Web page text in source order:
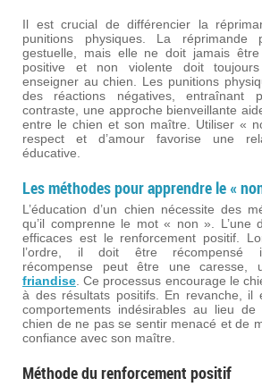
Il est crucial de différencier la
punitions physiques. La
gestuelle, mais elle ne doit jamais
positive et non violente doit
enseigner au chien. Les punitions
des réactions négatives, entraînant
contraste, une approche bienveillante
entre le chien et son maître. Utiliser «
respect et d’amour favorise une
éducative.
Les méthodes pour apprendre le «
L’éducation d’un chien nécessite des
qu’il comprenne le mot « non ». L’une
efficaces est le renforcement positif.
l’ordre, il doit être récompensé
récompense peut être une
friandise . Ce processus encourage le
à des résultats positifs. En revanche, il
comportements indésirables au lieu
chien de ne pas se sentir menacé et de
confiance avec son maître.
Méthode du renforcement positif